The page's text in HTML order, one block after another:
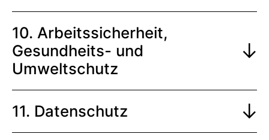
10. Arbeitssicherheit,
Gesundheits- und
Umweltschutz
11. Datenschutz